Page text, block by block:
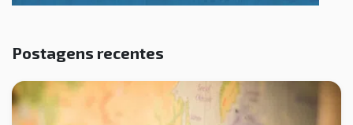
Postagens recentes